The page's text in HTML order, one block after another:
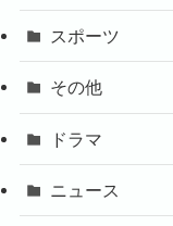
スポーツ
その他
ドラマ
ニュース